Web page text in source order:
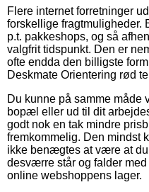
Flere internet forretninger
forskellige fragtmuligheder.
p.t. pakkeshops, og så
valgfrit tidspunkt. Den er
ofte endda den billigste
Deskmate Orientering rød
Du kunne på samme måde
bopæl eller ud til dit
godt nok en tak mindre
fremkommelig. Den mindst
ikke benægtes at være at
desværre står og falder
online webshoppens lager.